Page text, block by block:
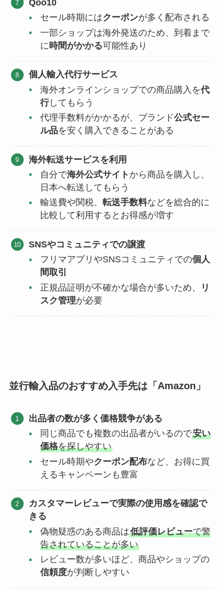
Qoo10
セール時期にはクーポンが多く配布される
一部ショップは海外発送のため、到着まで
に 時間がかかる可能性あり
個人輸入代行サービス
海外オンラインショップでの商品購入を代
行してもらう
代理手数料がかかるが、ブランド公式セー
ル品を安く購入できることがある
海外転送サービスを利用
自分で海外公式サイト から商品を購入し、
日本へ転送してもらう
輸送費や関税、 転送手数料などを総合的に
比較して利用するとお得感が増す
SNSやコミュニティでの譲渡
フリマアプリやSNSコミュニティでの個人
間取引
正規品証明が不確かな場合が多いため、
リ
スク管理が必要
並行輸入品のおすすめ入手先は「Amazon」
出品者の数が多く価格競争がある
同じ商品でも複数の出品者がいるので安い
価格を探しやすい
セール時期やクーポン配布など、お得に買
えるキャンペーンも豊富
カスタマーレビューで実際の使用感を確認で
きる
偽物疑惑のある商品は低評価レビューで警
告されていることが多い
レビュー数が多いほど、商品やショップの
信頼度が判断しやすい